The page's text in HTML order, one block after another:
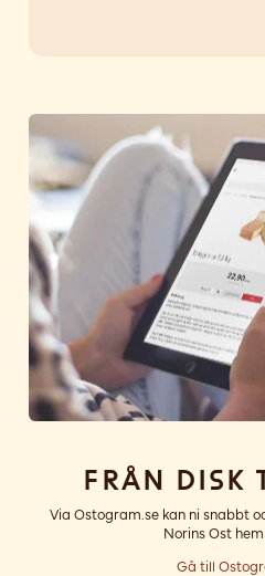
Från
Via Ostogram.se kan ni snabbt
Norins Ost
Gå till